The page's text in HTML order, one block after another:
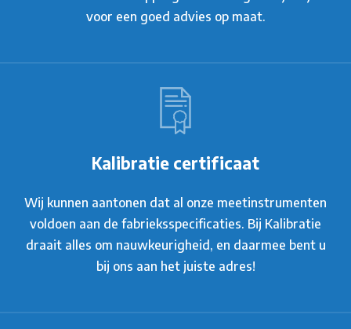
voor een goed advies op maat.
Kalibratie certificaat
Wij kunnen aantonen dat al onze meetinstrumenten
voldoen aan de fabrieksspecificaties. Bij Kalibratie
draait alles om nauwkeurigheid, en daarmee bent u
bij ons aan het juiste adres!